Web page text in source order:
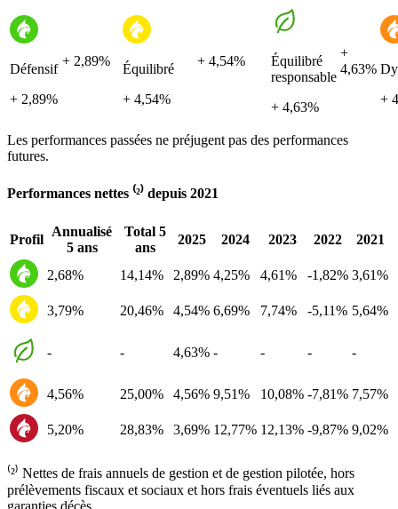
Défensif
+ 2,89%
+ 2,89%
Équilibré
+ 4,54%
+ 4,54%
Équilibré
responsable
+ 4,63%
+
4,63%
+
Les performances passées ne préjugent pas des performances
futures.
Performances nettes ⁽²⁾ depuis 2021
Profil
Annualisé
5 ans
Total 5
ans
2025 2024 2023 2022 2021
2,68% 14,14% 2,89% 4,25% 4,61% -1,82% 3,61%
3,79% 20,46% 4,54% 6,69% 7,74% -5,11% 5,64%
- - 4,63% - - - -
4,56% 25,00% 4,56% 9,51% 10,08% -7,81% 7,57%
5,20% 28,83% 3,69% 12,77% 12,13% -9,87% 9,02%
⁽²⁾ Nettes de frais annuels de gestion et de gestion pilotée, hors
prélèvements fiscaux et sociaux et hors frais éventuels liés aux